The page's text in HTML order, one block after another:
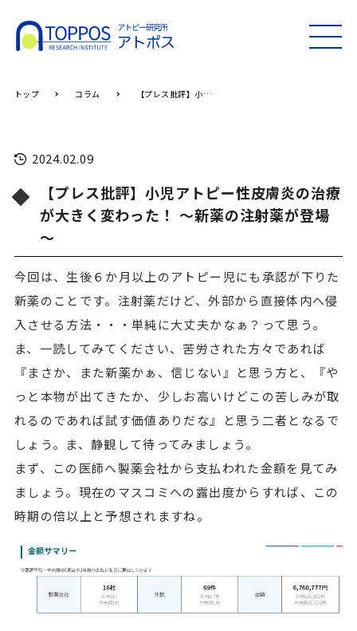
MEN
トップ コラム 【プレス批評】小児アトピー性皮膚炎の治療が大きく変わった！ ～新薬の注射薬が登場～
2024.02.09
【プレス批評】小児アトピー性皮膚炎の治療
が大きく変わった！ ～新薬の注射薬が登場
～
今回は、生後６か月以上のアトピー児にも承認が下りた
新薬のことです。注射薬だけど、外部から直接体内へ侵
入させる方法・・・単純に大丈夫かなぁ？って思う。
ま、一読してみてください、苦労された方々であれば
『まさか、また新薬かぁ、信じない』と思う方と、『や
っと本物が出てきたか、少しお高いけどこの苦しみが取
れるのであれば試す価値ありだな』と思う二者となるで
しょう。ま、静観して待ってみましょう。
まず、この医師へ製薬会社から支払われた金額を見てみ
ましょう。現在のマスコミへの露出度からすれば、この
時期の倍以上と予想されますね。